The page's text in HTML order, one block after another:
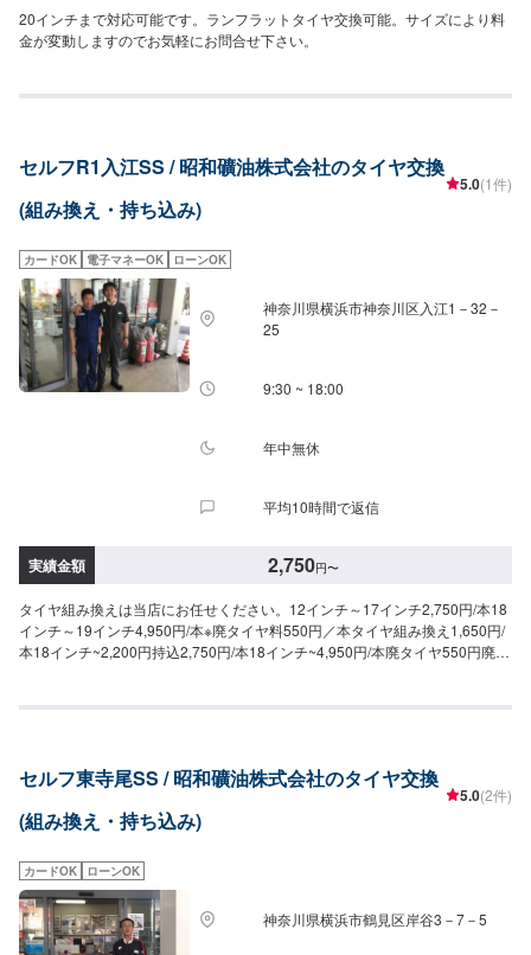
20インチまで対応可能です。ランフラットタイヤ交換可能。サイズにより料
金が変動しますのでお気軽にお問合せ下さい。
セルフR1入江SS / 昭和礦油株式会社のタイヤ交換
(組み換え・持ち込み)
5.0(1件)
カードOK 電子マネーOK ローンOK
神奈川県横浜市神奈川区入江1－32－
25
9:30 ~ 18:00
年中無休
平均10時間で返信
実績金額 2,750円〜
タイヤ組み換えは当店にお任せください。12インチ～17インチ2,750円/本18
インチ～19インチ4,950円/本※廃タイヤ料550円／本タイヤ組み換え1,650円/
本18インチ~2,200円持込2,750円/本18インチ~4,950円/本廃タイヤ550円廃ホ
セルフ東寺尾SS / 昭和礦油株式会社のタイヤ交換
(組み換え・持ち込み)
5.0(2件)
カードOK ローンOK
神奈川県横浜市鶴見区岸谷3－7－5